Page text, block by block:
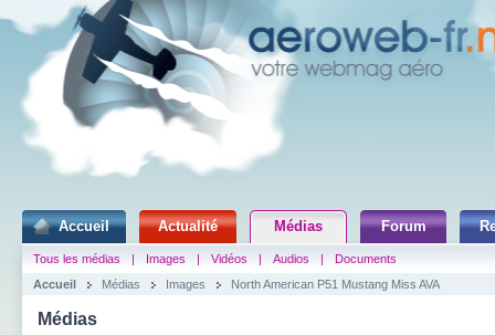
Accueil Actualité Médias Forum
Tous les médias | Images | Vidéos | Audios |
Documents
Accueil
Médias Images North American P51 Mustang Miss AVA
Médias